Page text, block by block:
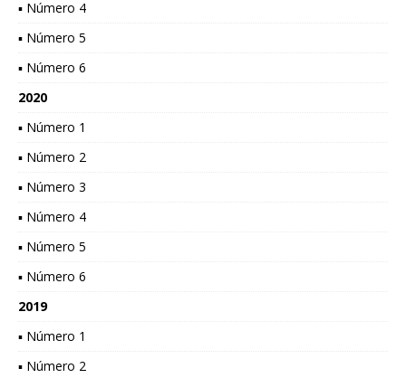
▪ Número 4
▪ Número 5
▪ Número 6
2020
▪ Número 1
▪ Número 2
▪ Número 3
▪ Número 4
▪ Número 5
▪ Número 6
2019
▪ Número 1
▪ Número 2